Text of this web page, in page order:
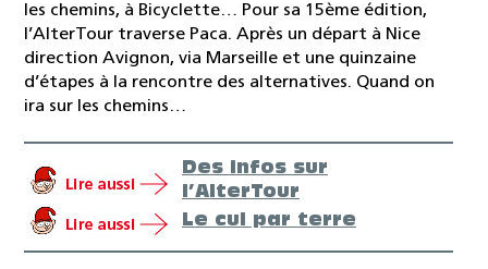
les chemins, à Bicyclette… Pour sa 15ème édition,
l’AlterTour traverse Paca. Après un départ à Nice
direction Avignon, via Marseille et une quinzaine
d’étapes à la rencontre des alternatives. Quand on
ira sur les chemins…
Des infos sur
l’AlterTour
Le cul par terre